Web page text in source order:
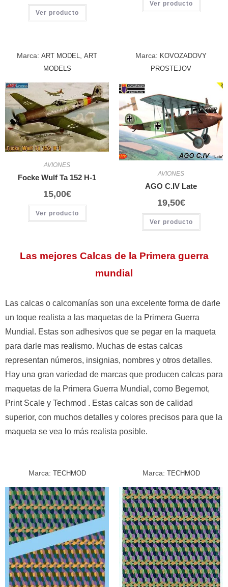
Ver producto
Ver producto
Marca: ART MODEL
ART
MODELS
AVIONES
Focke Wulf Ta 152 H-1
15,00€
Ver producto
Marca: KOVOZADOVY
PROSTEJOV
AVIONES
AGO C.IV Late
19,50€
Ver producto
Las mejores Calcas de la Primera guerra
mundial
Las calcas o calcomanías son una excelente forma de darle
un toque realista a las maquetas de la Primera Guerra
Mundial. Estas son adhesivos que se pegar en la maqueta
para darle mas realismo. Muchas de estas calcas
representan números, insignias, nombres y otros detalles.
Hay una gran variedad de marcas que producen calcas para
maquetas de la Primera Guerra Mundial, como Begemot,
Print Scale y Techmod . Estas calcas son de calidad
superior, con muchos detalles y colores precisos para que la
maqueta se vea lo más realista posible.
Marca: TECHMOD Marca: TECHMOD